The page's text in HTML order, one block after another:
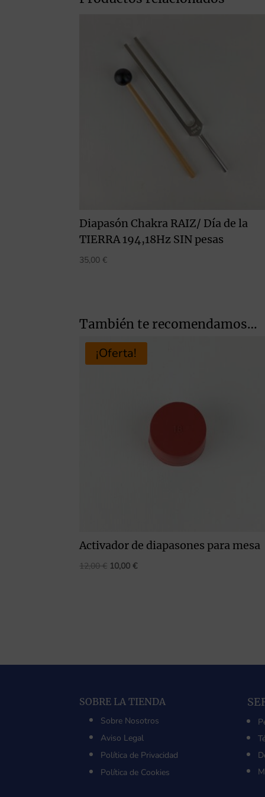
Diapasón Chakra RAIZ/ Día de la
TIERRA 194,18Hz SIN pesas
35,00 €
También te recomendamos…
¡Oferta!
Activador de diapasones para mesa
12,00€ El
10,00€El
SOBRE LA TIENDA
Sobre Nosotros
Aviso Legal
Política de Privacidad
Política de Cookies